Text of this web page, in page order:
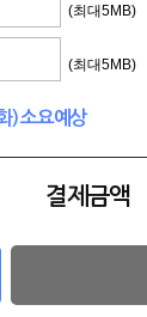
(최대5MB)
(최대5MB)
) 소요예상
결제금액